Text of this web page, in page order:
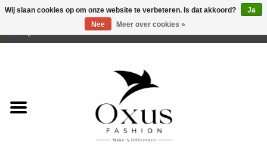
Wij slaan cookies op om onze website te verbeteren. Is dat akkoord?
Ja
Nee
Meer over cookies »